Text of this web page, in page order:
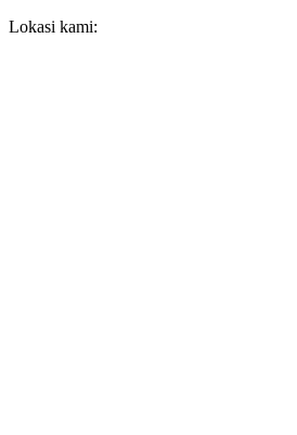
Lokasi kami: